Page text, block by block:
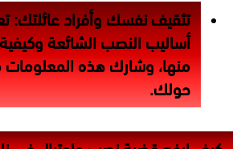
تثقيف نفسك وأفراد عائلتك:
أساليب النصب الشائعة
منها، وشارك هذه
حولك.